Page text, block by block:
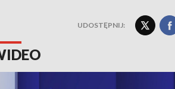
UDOSTĘPNIJ: